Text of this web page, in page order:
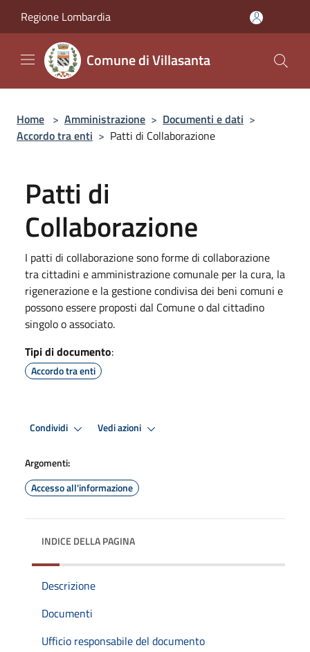
Regione Lombardia
Comune di Villasanta
Home > Amministrazione > Documenti e dati >
Accordo tra enti > Patti di Collaborazione
Patti di
Collaborazione
I patti di collaborazione sono forme di collaborazione
tra cittadini e amministrazione comunale per la cura, la
rigenerazione e la gestione condivisa dei beni comuni e
possono essere proposti dal Comune o dal cittadino
singolo o associato.
Tipi di documento:
Accordo tra enti
Condividi Vedi azioni
Argomenti:
Accesso all'informazione
INDICE DELLA PAGINA
Descrizione
Documenti
Ufficio responsabile del documento